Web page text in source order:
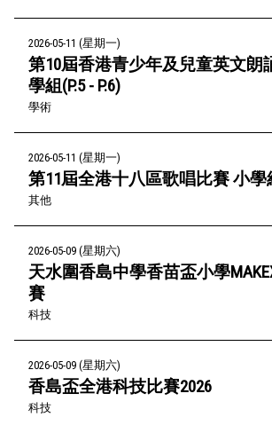
2026-05-11 (星期一)
第10屆香港青少年及兒童英文朗
學組(P.5 - P.6)
學術
2026-05-11 (星期一)
第11屆全港十八區歌唱比賽 小學
其他
2026-05-09 (星期六)
天水圍香島中學香苗盃小學
賽
科技
2026-05-09 (星期六)
香島盃全港科技比賽2026
科技